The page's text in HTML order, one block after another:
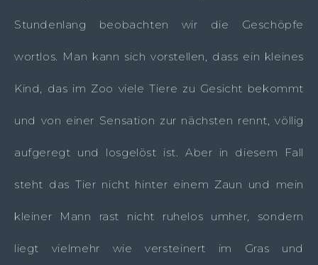
Stundenlang beobachten wir die Geschöpfe
wortlos. Man kann sich vorstellen, dass ein kleines
Kind, das im Zoo viele Tiere zu Gesicht bekommt
und von einer Sensation zur nächsten rennt, völlig
aufgeregt und losgelöst ist. Aber in diesem Fall
steht das Tier nicht hinter einem Zaun und mein
kleiner Mann rast nicht ruhelos umher, sondern
liegt vielmehr wie versteinert im Gras und